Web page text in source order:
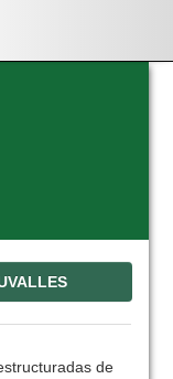
de